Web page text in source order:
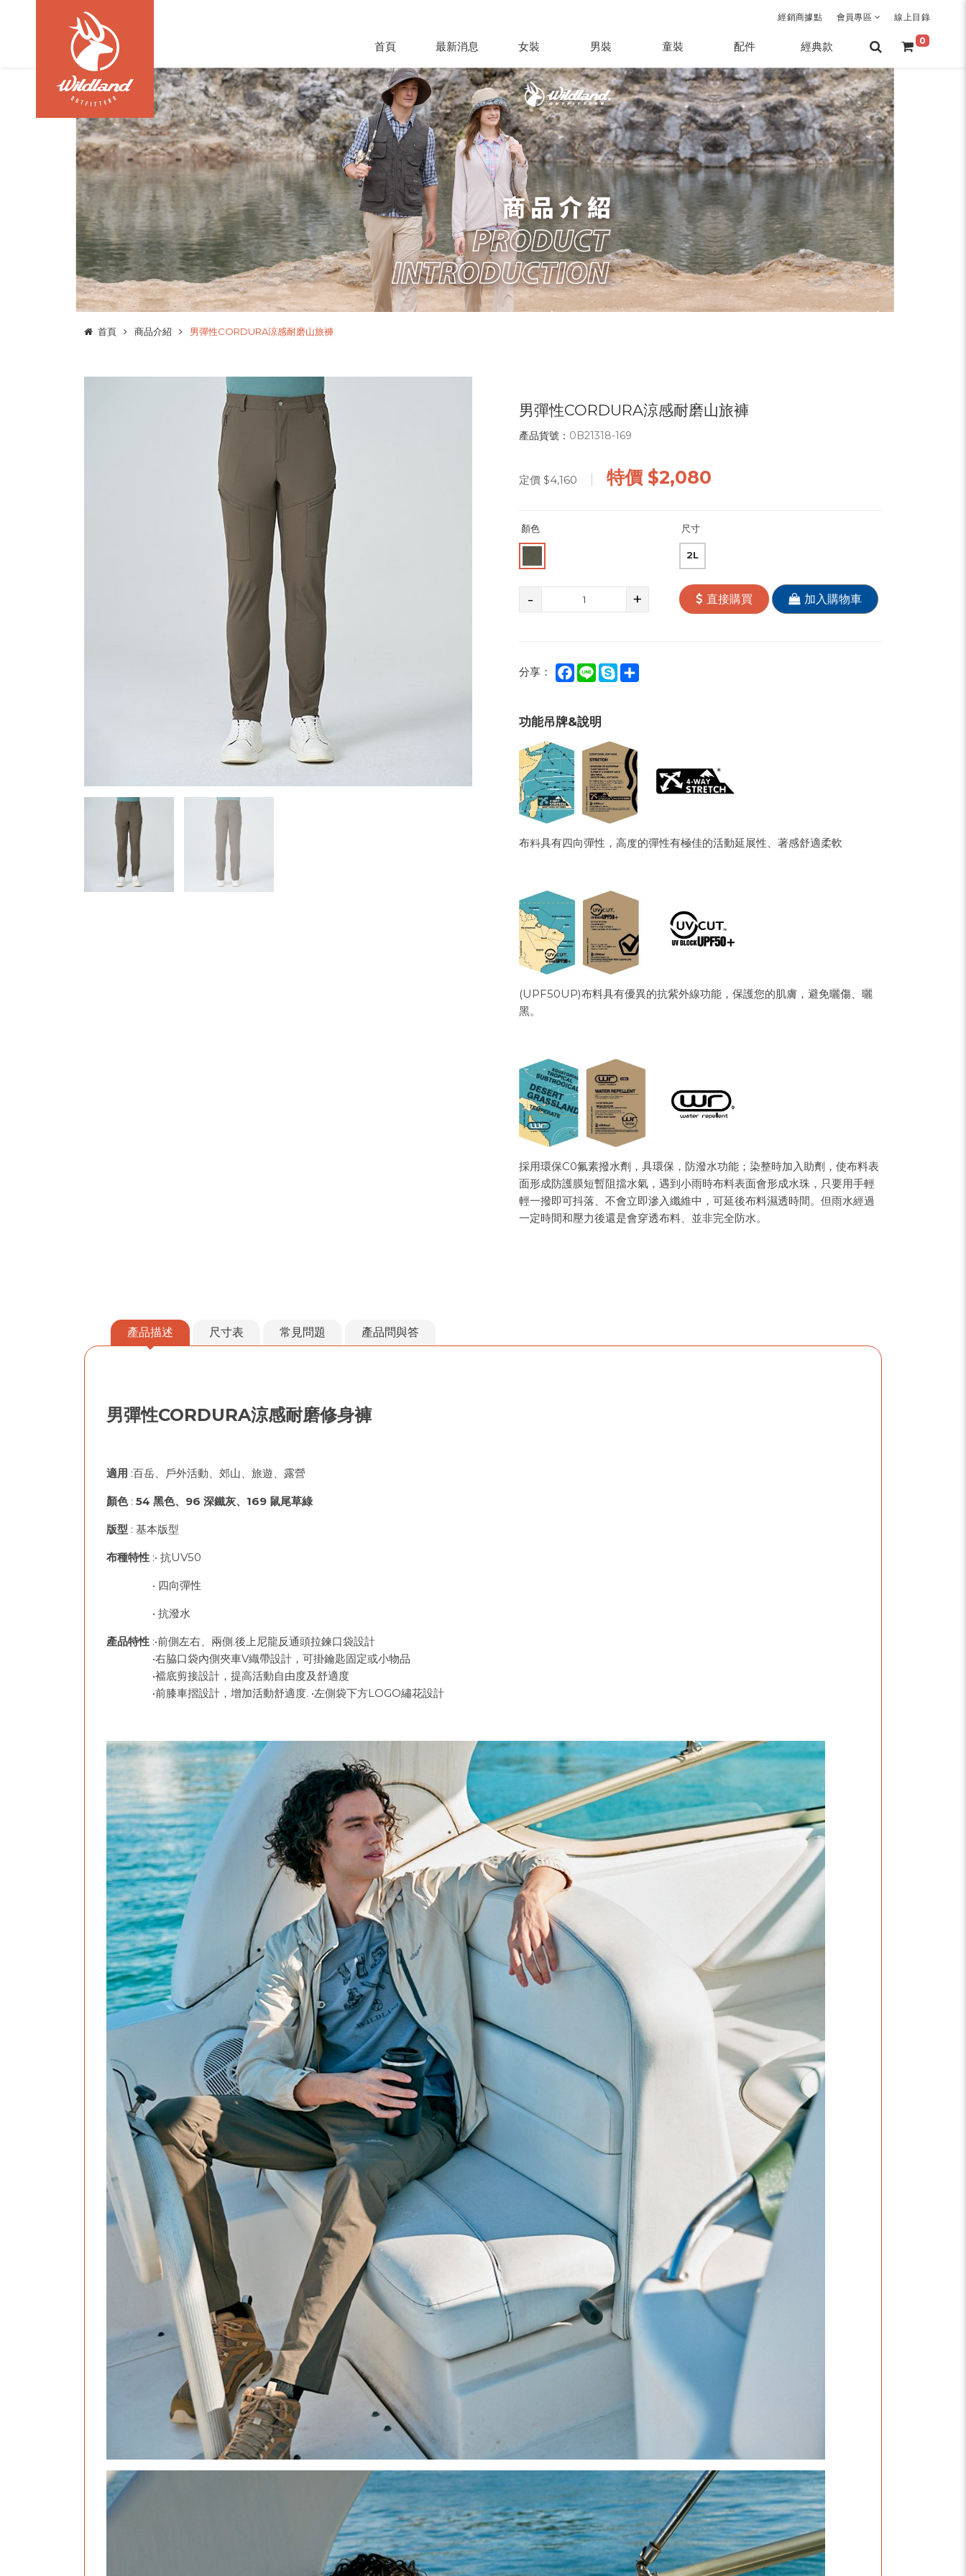
經銷商據點 會員專區 線上目錄
0
首頁 最新消息 女裝 男裝 童裝 配件 經典款
首頁 商品介紹 男彈性CORDURA涼感耐磨山旅褲
男彈性CORDURA涼感耐磨山旅褲
產品貨號： 0B21318-169
定價 $4,160 特價 $2,080
顏色 尺寸
2L
- + 直接購買 加入購物車
分享： Facebook
Line Skype
功能吊牌&說明
布料具有四向彈性，高度的彈性有極佳的活動延展性、著感舒適柔軟
(UPF50UP)布料具有優異的抗紫外線功能，保護您的肌膚，避免曬傷、曬
黑。
採用環保C0氟素撥水劑，具環保，防潑水功能；染整時加入助劑，使布料表
面形成防護膜短暫阻擋水氣，遇到小雨時布料表面會形成水珠，只要用手輕
輕一撥即可抖落、不會立即滲入纖維中，可延後布料濕透時間。但雨水經過
一定時間和壓力後還是會穿透布料、並非完全防水。
產品描述 尺寸表 常見問題 產品問與答
男彈性CORDURA涼感耐磨修身褲
適用 :百岳、戶外活動、郊山、旅遊、露營
顏色: 54 黑色、96 深鐵灰、169 鼠尾草綠
版型 : 基本版型
布種特性 :• 抗UV50
• 四向彈性
• 抗潑水
產品特性 :•前側左右、兩側.後上尼龍反通頭拉鍊口袋設計
•右脇口袋內側夾車V織帶設計，可掛鑰匙固定或小物品
•襠底剪接設計，提高活動自由度及舒適度
•前膝車摺設計，增加活動舒適度. •左側袋下方LOGO繡花設計